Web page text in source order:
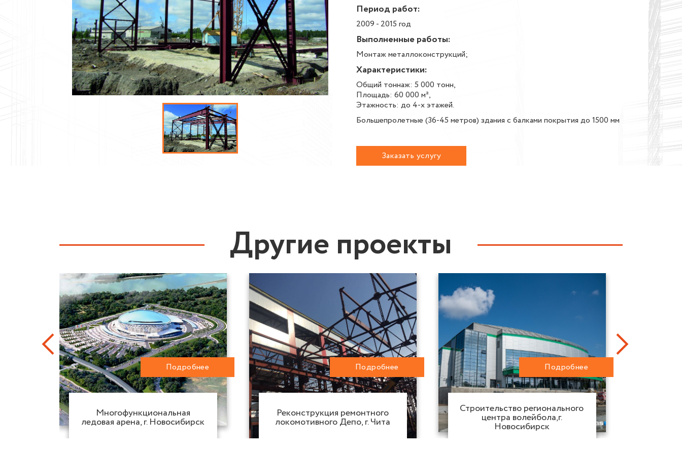
Период работ:
2009 - 2015 год
Выполненные работы:
Монтаж металлоконструкций;
Характеристики:
Общий тоннаж: 5 000 тонн,
Площадь: 60 000 м²,
Этажность: до 4-х этажей.
Большепролетные (36-45 метров) здания с балками покрытия до 1500 мм
Заказать услугу
Другие проекты
Многофункциональная
ледовая арена, г. Новосибирск
Подробнее
Реконструкция ремонтного
локомотивного Депо, г. Чита
Подробнее
Строительство регионального
центра волейбола,г.
Новосибирск
Подробнее